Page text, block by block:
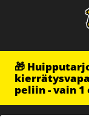
🎁
peliin - vain